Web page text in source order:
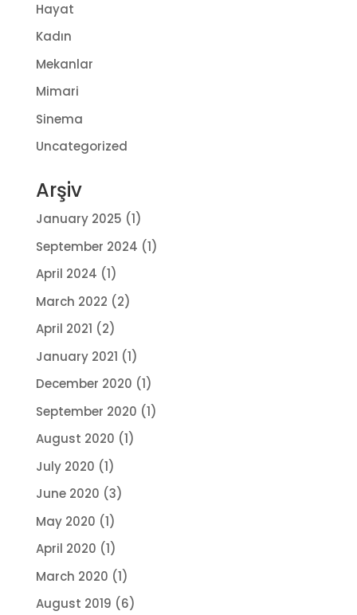
Hayat
Kadın
Mekanlar
Mimari
Sinema
Uncategorized
Arşiv
January 2025 (1)
September 2024 (1)
April 2024 (1)
March 2022 (2)
April 2021 (2)
January 2021 (1)
December 2020 (1)
September 2020 (1)
August 2020 (1)
July 2020 (1)
June 2020 (3)
May 2020 (1)
April 2020 (1)
March 2020 (1)
August 2019 (6)